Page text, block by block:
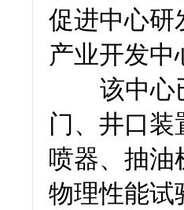
促进中心研
产业开发中
该中心
门、井口
喷器、抽油
物理性能试